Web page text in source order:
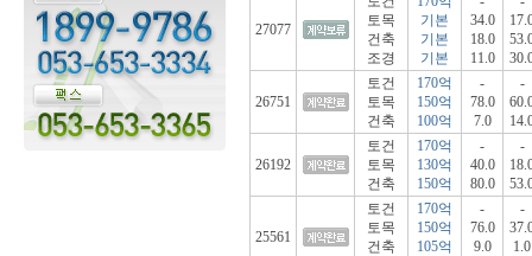
27077
토목
건축
조경
기본
기본
기본
34.0
18.0
11.0
26751
토건
토목
건축
170억
150억
100억
-
78.0
7.0
-
26192
토건
토목
건축
170억
130억
150억
-
40.0
80.0
-
25561
토건
토목
건축
170억
150억
105억
-
76.0
9.0
-
1.0